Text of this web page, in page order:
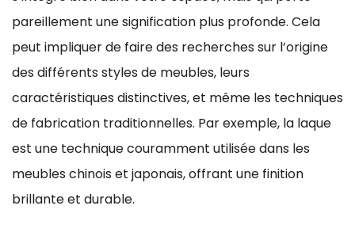
pareillement une signification plus profonde. Cela
peut impliquer de faire des recherches sur l’origine
des différents styles de meubles, leurs
caractéristiques distinctives, et même les techniques
de fabrication traditionnelles. Par exemple, la laque
est une technique couramment utilisée dans les
meubles chinois et japonais, offrant une finition
brillante et durable.